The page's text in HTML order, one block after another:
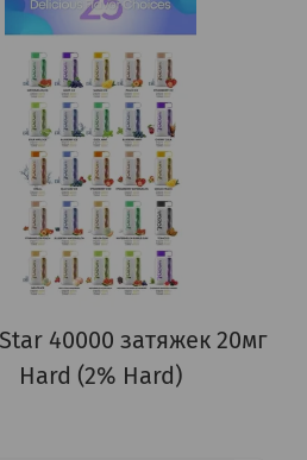
40000 затяжек 20мг
Hard (2% Hard)